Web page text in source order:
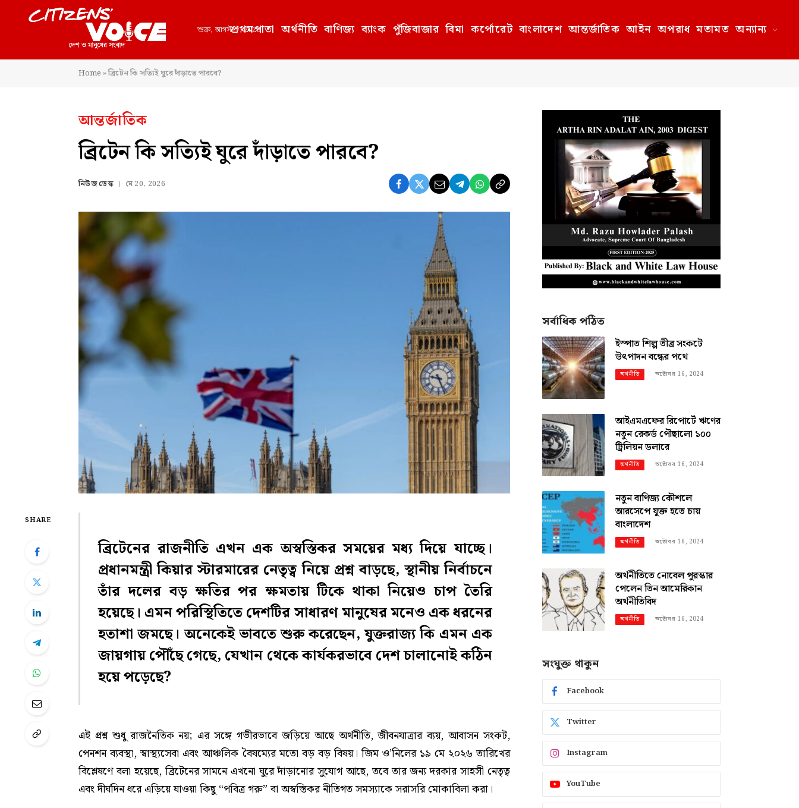
শুক্র, আগস্ট 7, 2026
প্রথমপাতা অর্থনীতি বাণিজ্য ব্যাংক পুঁজিবাজার বিমা কর্পোরেট বাংলাদেশ আন্তর্জাতিক আইন অপরাধ মতামত অন্যান্য
Home»ব্রিটেন কি সত্যিই ঘুরে দাঁড়াতে পারবে?
আন্তর্জাতিক
ব্রিটেন কি সত্যিই ঘুরে দাঁড়াতে পারবে?
নিউজ ডেস্ক মে 20, 2026
SHARE
ব্রিটেনের রাজনীতি এখন এক অস্বস্তিকর সময়ের মধ্য দিয়ে যাচ্ছে।
প্রধানমন্ত্রী কিয়ার স্টারমারের নেতৃত্ব নিয়ে প্রশ্ন বাড়ছে, স্থানীয় নির্বাচনে
তাঁর দলের বড় ক্ষতির পর ক্ষমতায় টিকে থাকা নিয়েও চাপ তৈরি
হয়েছে। এমন পরিস্থিতিতে দেশটির সাধারণ মানুষের মনেও এক ধরনের
হতাশা জমছে। অনেকেই ভাবতে শুরু করেছেন, যুক্তরাজ্য কি এমন এক
জায়গায় পৌঁছে গেছে, যেখান থেকে কার্যকরভাবে দেশ চালানোই কঠিন
হয়ে পড়েছে?
এই প্রশ্ন শুধু রাজনৈতিক নয়; এর সঙ্গে গভীরভাবে জড়িয়ে আছে অর্থনীতি, জীবনযাত্রার ব্যয়, আবাসন সংকট,
পেনশন ব্যবস্থা, স্বাস্থ্যসেবা এবং আঞ্চলিক বৈষম্যের মতো বড় বড় বিষয়। জিম ও’নিলের ১৯ মে ২০২৬ তারিখের
বিশ্লেষণে বলা হয়েছে, ব্রিটেনের সামনে এখনো ঘুরে দাঁড়ানোর সুযোগ আছে, তবে তার জন্য দরকার সাহসী নেতৃত্ব
এবং দীর্ঘদিন ধরে এড়িয়ে যাওয়া কিছু “পবিত্র গরু” বা অস্বস্তিকর নীতিগত সমস্যাকে সরাসরি মোকাবিলা করা।
সর্বাধিক পঠিত
ইস্পাত শিল্প তীব্র সংকটে
উৎপাদন বন্ধের পথে
অর্থনীতি অক্টোবর 16, 2024
আইএমএফের রিপোর্টে ঋণের
নতুন রেকর্ড পৌছালো ১০০
ট্রিলিয়ন ডলারে
অর্থনীতি অক্টোবর 16, 2024
নতুন বাণিজ্য কৌশলে
আরসেপে যুক্ত হতে চায়
বাংলাদেশ
অর্থনীতি অক্টোবর 16, 2024
অর্থনীতিতে নোবেল পুরস্কার
পেলেন তিন আমেরিকান
অর্থনীতিবিদ
অর্থনীতি অক্টোবর 16, 2024
সংযুক্ত থাকুন
Facebook
Twitter
Instagram
YouTube